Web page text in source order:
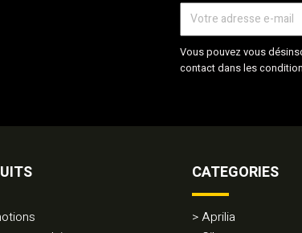
Vous pouvez vous
contact dans les
CATEGORIES
Aprilia